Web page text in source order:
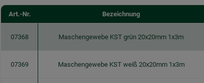
Art.-Nr. Bezeichnung
07368 Maschengewebe KST grün 20x20mm 1x3m
07369 Maschengewebe KST weiß 20x20mm 1x3m